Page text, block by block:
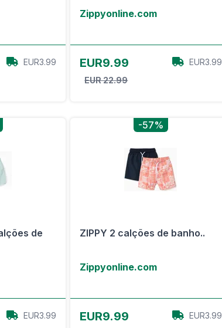
EUR3.99
Zippyonline.com
EUR9.99
EUR 22.99
EUR3.99
de
EUR3.99
-57%
ZIPPY 2 calções de banho..
Zippyonline.com
EUR9.99 EUR3.99